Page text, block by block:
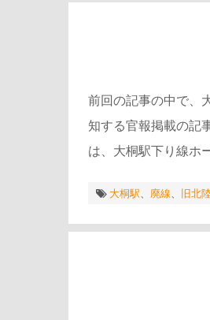
前回の記事の中で、
知する官報掲載の記
は、大桐駅下り線ホ
大桐駅、 廃線、 旧北